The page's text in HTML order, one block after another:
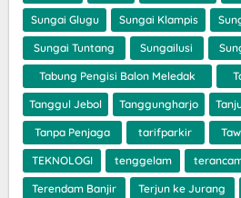
Sungai Glugu Sungai Klampis
Sungai Tuntang Sungailusi
Tabung Pengisi Balon Meledak
Tanggul Jebol Tanggungharjo
Tanpa Penjaga tarifparkir
TEKNOLOGI tenggelam
Terendam Banjir Terjun ke Jurang